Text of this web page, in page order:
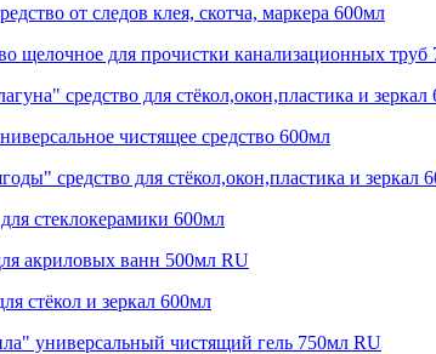
от следов клея, скотча, маркера 600мл
щелочное для прочистки канализационных труб
средство для стёкол,окон,пластика и зеркал
чистящее средство 600мл
средство для стёкол,окон,пластика и зеркал
стеклокерамики 600мл
акриловых ванн 500мл RU
стёкол и зеркал 600мл
универсальный чистящий гель 750мл RU